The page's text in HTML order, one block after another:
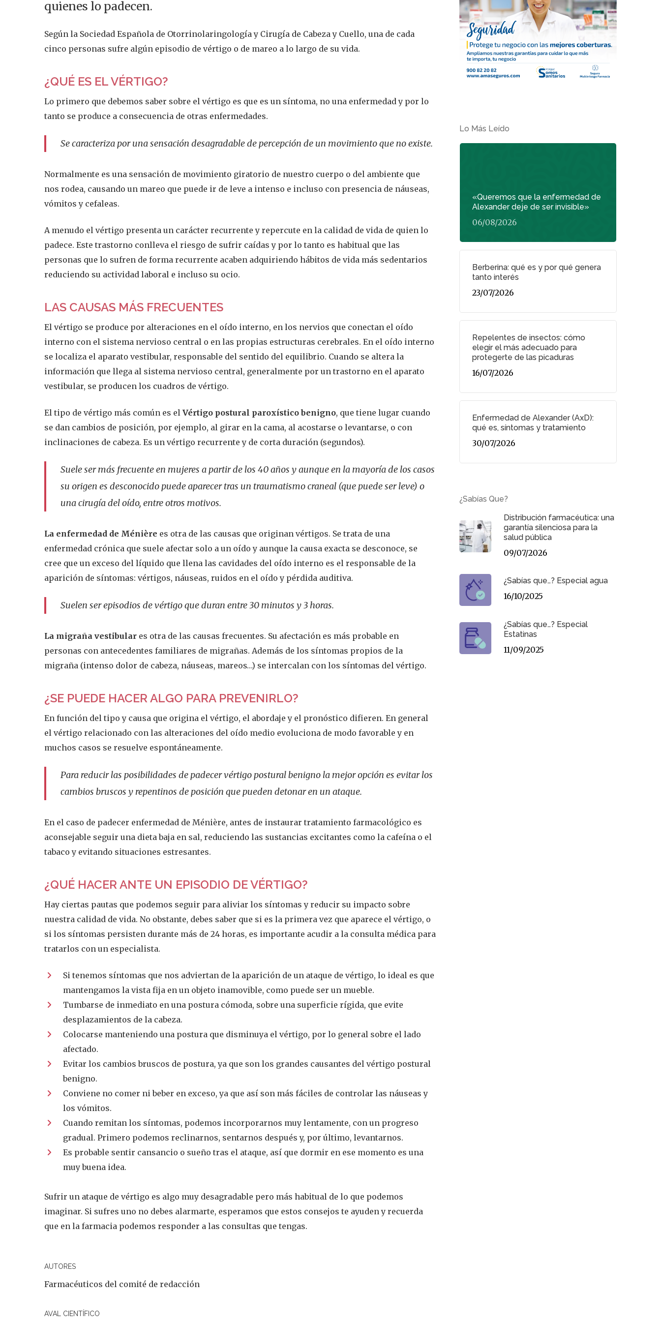
quienes lo padecen.
Según la Sociedad Española de Otorrinolaringología y Cirugía de Cabeza y Cuello, una de cada
cinco personas sufre algún episodio de vértigo o de mareo a lo largo de su vida.
¿QUÉ ES EL VÉRTIGO?
Lo primero que debemos saber sobre el vértigo es que es un síntoma, no una enfermedad y por lo
tanto se produce a consecuencia de otras enfermedades.
Se caracteriza por una sensación desagradable de percepción de un movimiento que no existe.
Normalmente es una sensación de movimiento giratorio de nuestro cuerpo o del ambiente que
nos rodea, causando un mareo que puede ir de leve a intenso e incluso con presencia de náuseas,
vómitos y cefaleas.
A menudo el vértigo presenta un carácter recurrente y repercute en la calidad de vida de quien lo
padece. Este trastorno conlleva el riesgo de sufrir caídas y por lo tanto es habitual que las
personas que lo sufren de forma recurrente acaben adquiriendo hábitos de vida más sedentarios
reduciendo su actividad laboral e incluso su ocio.
LAS CAUSAS MÁS FRECUENTES
El vértigo se produce por alteraciones en el oído interno, en los nervios que conectan el oído
interno con el sistema nervioso central o en las propias estructuras cerebrales. En el oído interno
se localiza el aparato vestibular, responsable del sentido del equilibrio. Cuando se altera la
información que llega al sistema nervioso central, generalmente por un trastorno en el aparato
vestibular, se producen los cuadros de vértigo.
El tipo de vértigo más común es elVértigo postural paroxístico benigno, que tiene lugar cuando
se dan cambios de posición, por ejemplo, al girar en la cama, al acostarse o levantarse, o con
inclinaciones de cabeza. Es un vértigo recurrente y de corta duración (segundos).
Suele ser más frecuente en mujeres a partir de los 40 años y aunque en la mayoría de los casos
su origen es desconocido puede aparecer tras un traumatismo craneal (que puede ser leve) o
una cirugía del oído, entre otros motivos.
La enfermedad de Ménière es otra de las causas que originan vértigos. Se trata de una
enfermedad crónica que suele afectar solo a un oído y aunque la causa exacta se desconoce, se
cree que un exceso del líquido que llena las cavidades del oído interno es el responsable de la
aparición de síntomas: vértigos, náuseas, ruidos en el oído y pérdida auditiva.
Suelen ser episodios de vértigo que duran entre 30 minutos y 3 horas.
La migraña vestibular es otra de las causas frecuentes. Su afectación es más probable en
personas con antecedentes familiares de migrañas. Además de los síntomas propios de la
migraña (intenso dolor de cabeza, náuseas, mareos…) se intercalan con los síntomas del vértigo.
¿SE PUEDE HACER ALGO PARA PREVENIRLO?
En función del tipo y causa que origina el vértigo, el abordaje y el pronóstico difieren. En general
el vértigo relacionado con las alteraciones del oído medio evoluciona de modo favorable y en
muchos casos se resuelve espontáneamente.
Para reducir las posibilidades de padecer vértigo postural benigno la mejor opción es evitar los
cambios bruscos y repentinos de posición que pueden detonar en un ataque.
En el caso de padecer enfermedad de Ménière, antes de instaurar tratamiento farmacológico es
aconsejable seguir una dieta baja en sal, reduciendo las sustancias excitantes como la cafeína o el
tabaco y evitando situaciones estresantes.
¿QUÉ HACER ANTE UN EPISODIO DE VÉRTIGO?
Hay ciertas pautas que podemos seguir para aliviar los síntomas y reducir su impacto sobre
nuestra calidad de vida. No obstante, debes saber que si es la primera vez que aparece el vértigo, o
si los síntomas persisten durante más de 24 horas, es importante acudir a la consulta médica para
tratarlos con un especialista.
Si tenemos síntomas que nos adviertan de la aparición de un ataque de vértigo, lo ideal es que
mantengamos la vista fija en un objeto inamovible, como puede ser un mueble.
Tumbarse de inmediato en una postura cómoda, sobre una superficie rígida, que evite
desplazamientos de la cabeza.
Colocarse manteniendo una postura que disminuya el vértigo, por lo general sobre el lado
afectado.
Evitar los cambios bruscos de postura, ya que son los grandes causantes del vértigo postural
benigno.
Conviene no comer ni beber en exceso, ya que así son más fáciles de controlar las náuseas y
los vómitos.
Cuando remitan los síntomas, podemos incorporarnos muy lentamente, con un progreso
gradual. Primero podemos reclinarnos, sentarnos después y, por último, levantarnos.
Es probable sentir cansancio o sueño tras el ataque, así que dormir en ese momento es una
muy buena idea.
Sufrir un ataque de vértigo es algo muy desagradable pero más habitual de lo que podemos
imaginar. Si sufres uno no debes alarmarte, esperamos que estos consejos te ayuden y recuerda
que en la farmacia podemos responder a las consultas que tengas.
AUTORES
Farmacéuticos del comité de redacción
AVAL CIENTÍFICO
Lo Más Leído
«Queremos que la enfermedad de
Alexander deje de ser invisible»
06/08/2026
Berberina: qué es y por qué genera
tanto interés
23/07/2026
Repelentes de insectos: cómo
elegir el más adecuado para
protegerte de las picaduras
16/07/2026
Enfermedad de Alexander (AxD):
qué es, síntomas y tratamiento
30/07/2026
¿Sabías Que?
Distribución farmacéutica: una
garantía silenciosa para la
salud pública
09/07/2026
¿Sabías que…? Especial agua
16/10/2025
¿Sabías que…? Especial
Estatinas
11/09/2025